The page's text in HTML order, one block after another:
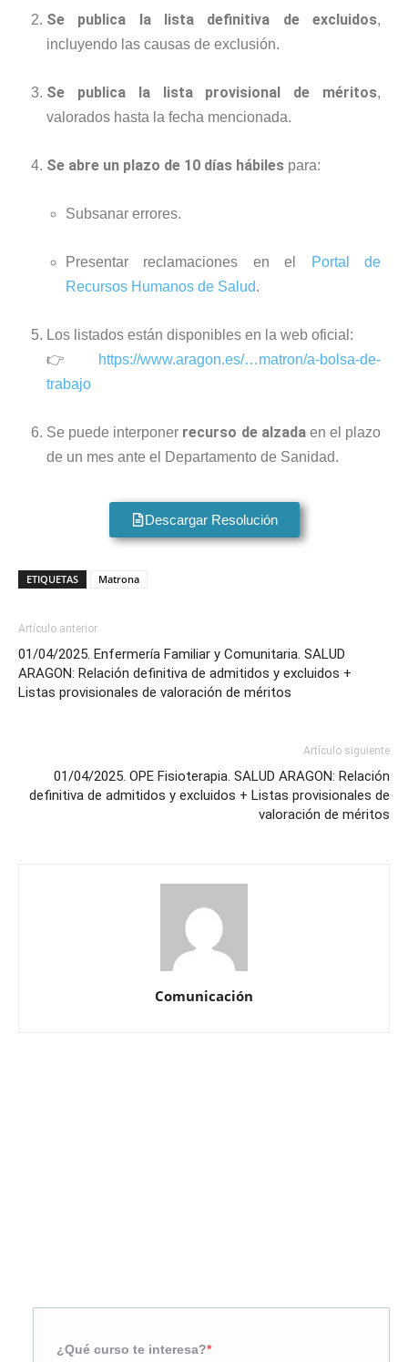
Se publica la lista definitiva de excluidos,
incluyendo las causas de exclusión.
Se publica la lista provisional de méritos,
valorados hasta la fecha mencionada.
Se abre un plazo de 10 días hábiles para:
Subsanar errores.
Presentar reclamaciones en el
Portal de
Recursos Humanos de Salud.
Los listados están disponibles en la web oficial:
👉
https://www.aragon.es/…matron/a-bolsa-de-
trabajo
Se puede interponer recurso de alzadaen el plazo
de un mes ante el Departamento de Sanidad.
Descargar Resolución
ETIQUETAS Matrona
Artículo anterior
01/04/2025. Enfermería Familiar y Comunitaria. SALUD
ARAGON: Relación definitiva de admitidos y excluidos +
Listas provisionales de valoración de méritos
Artículo siguiente
01/04/2025. OPE Fisioterapia. SALUD ARAGON: Relación
definitiva de admitidos y excluidos + Listas provisionales de
valoración de méritos
Comunicación
¿Qué curso te interesa?